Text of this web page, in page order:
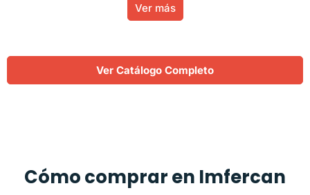
Ver más
Ver Catálogo Completo
Cómo comprar en Imfercan